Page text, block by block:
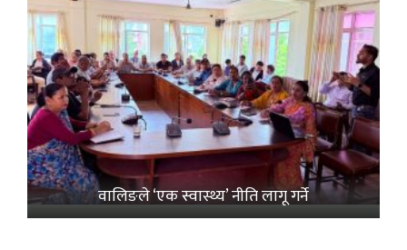
वालिङले ‘एक स्वास्थ्य’ नीति लागू गर्ने